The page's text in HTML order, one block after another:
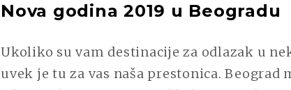
Nova godina 2019 u Beogradu
Ukoliko su vam destinacije za odlazak u
uvek je tu za vas naša prestonica.